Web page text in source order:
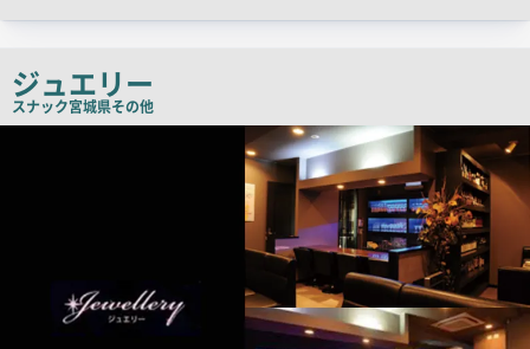
チ
ピ
ー
ジュエリー
スナック宮城県その他
店